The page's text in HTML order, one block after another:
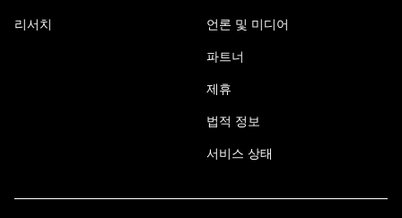
리서치 언론 및 미디어
파트너
제휴
법적 정보
서비스 상태